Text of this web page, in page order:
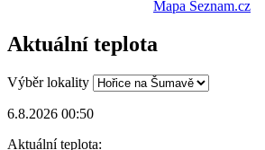
Mapa Seznam.cz
Aktuální teplota
Výběr lokality
6.8.2026 00:50
Aktuální teplota: